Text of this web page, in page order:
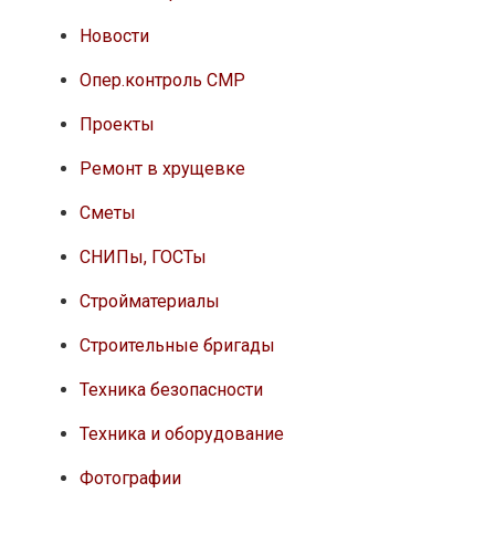
Новости
Опер.контроль СМР
Проекты
Ремонт в хрущевке
Сметы
СНИПы, ГОСТы
Стройматериалы
Строительные бригады
Техника безопасности
Техника и оборудование
Фотографии